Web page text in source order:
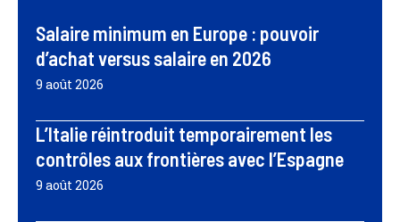
Salaire minimum en Europe : pouvoir
d’achat versus salaire en 2026
9 août 2026
L’Italie réintroduit temporairement les
contrôles aux frontières avec l’Espagne
9 août 2026